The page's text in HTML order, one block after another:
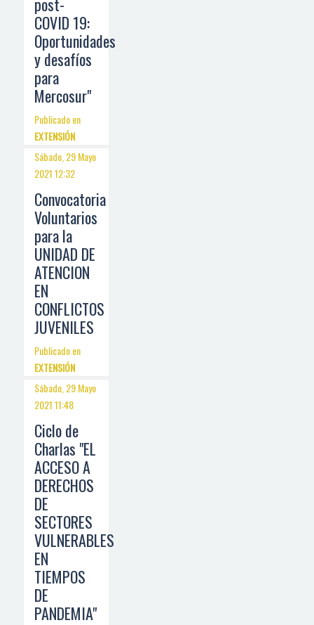
COVID 19:
Oportunidades
y desafíos
para
Mercosur"
Publicado en
EXTENSIÓN
Sábado, 29 Mayo
2021 12:32
Convocatoria
Voluntarios
para la
UNIDAD DE
ATENCION
EN
CONFLICTOS
JUVENILES
Publicado en
EXTENSIÓN
Sábado, 29 Mayo
2021 11:48
Ciclo de
Charlas "EL
ACCESO A
DERECHOS
DE
SECTORES
VULNERABLES
EN
TIEMPOS
DE
PANDEMIA"